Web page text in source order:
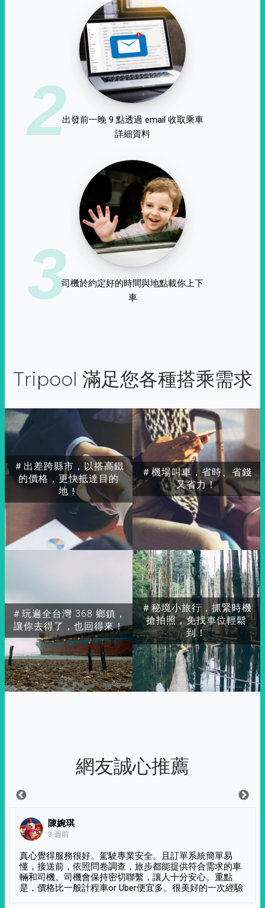
2出發前一晚 9 點透過 email 收取乘車
詳細資料
3司機於約定好的時間與地點載你上下
車
Tripool 滿足您各種搭乘需求
＃出差跨縣市，以搭高鐵
的價格，更快抵達目的
地！
＃玩遍全台灣 368 鄉鎮，
讓你去得了，也回得來！
＃秘境小旅行，抓緊時機
搶拍照，免找車位輕鬆
到！
＃機場叫車，省時、省錢
又省力！
網友誠心推薦
陳婉琪
3 週前
真心覺得服務很好。駕駛專業安全。且訂單系統簡單易
懂，接送前，依照問卷調查，旅步都能提供符合需求的車
輛和司機。司機會保持密切聯繫，讓人十分安心。重點
是，價格比一般計程車or Uber便宜多。很美好的一次經驗